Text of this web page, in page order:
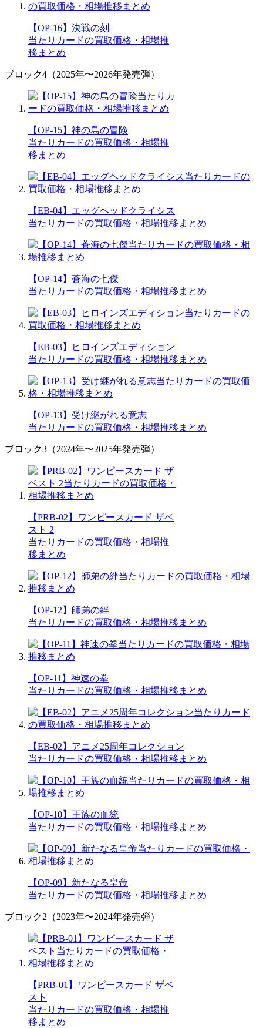
【OP-16】決戦の刻
当たりカードの買取価格・相場推
移まとめ
ブロック4（2025年〜2026年発売弾）
【OP-15】神の島の冒険
当たりカードの買取価格・相場推
移まとめ
【EB-04】エッグヘッドクライシス
当たりカードの買取価格・相場推移まとめ
【OP-14】蒼海の七傑
当たりカードの買取価格・相場推移まとめ
【EB-03】ヒロインズエディション
当たりカードの買取価格・相場推移まとめ
【OP-13】受け継がれる意志
当たりカードの買取価格・相場推移まとめ
ブロック3（2024年〜2025年発売弾）
【PRB-02】ワンピースカード ザベ
スト 2
当たりカードの買取価格・相場推
移まとめ
【OP-12】師弟の絆
当たりカードの買取価格・相場推移まとめ
【OP-11】神速の拳
当たりカードの買取価格・相場推移まとめ
【EB-02】アニメ25周年コレクション
当たりカードの買取価格・相場推移まとめ
【OP-10】王族の血統
当たりカードの買取価格・相場推移まとめ
【OP-09】新たなる皇帝
当たりカードの買取価格・相場推移まとめ
ブロック2（2023年〜2024年発売弾）
【PRB-01】ワンピースカード ザベ
スト
当たりカードの買取価格・相場推
移まとめ